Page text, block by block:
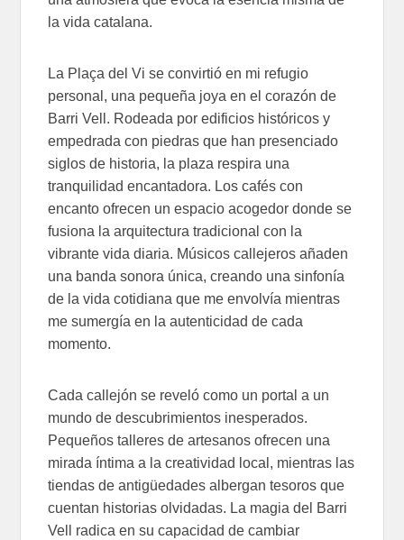
la vida catalana.
La Plaça del Vi se convirtió en mi refugio
personal, una pequeña joya en el corazón de
Barri Vell. Rodeada por edificios históricos y
empedrada con piedras que han presenciado
siglos de historia, la plaza respira una
tranquilidad encantadora. Los cafés con
encanto ofrecen un espacio acogedor donde se
fusiona la arquitectura tradicional con la
vibrante vida diaria. Músicos callejeros añaden
una banda sonora única, creando una sinfonía
de la vida cotidiana que me envolvía mientras
me sumergía en la autenticidad de cada
momento.
Cada callejón se reveló como un portal a un
mundo de descubrimientos inesperados.
Pequeños talleres de artesanos ofrecen una
mirada íntima a la creatividad local, mientras las
tiendas de antigüedades albergan tesoros que
cuentan historias olvidadas. La magia del Barri
Vell radica en su capacidad de cambiar